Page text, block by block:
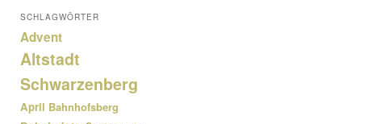
SCHLAGWÖRTER
Advent
Altstadt
Schwarzenberg
April Bahnhofsberg